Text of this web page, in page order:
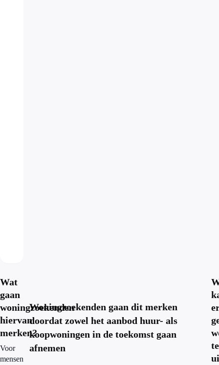
Wat
gaan
woningzoekenden
hiervan
merken?
Voor
mensen
Woningzoekenden gaan dit merken
doordat zowel het aanbod huur- als
koopwoningen in de toekomst gaan
afnemen